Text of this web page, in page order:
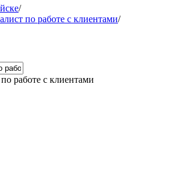
/
по работе с клиентами/
работе с клиентами